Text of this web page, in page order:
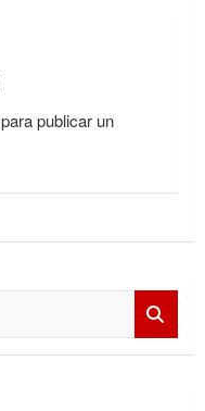
para publicar un